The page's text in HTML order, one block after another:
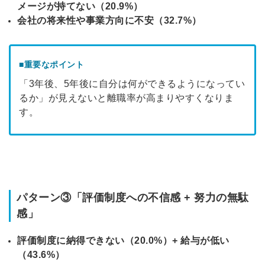
メージが持てない（20.9%）
会社の将来性や事業方向に不安（32.7%）
■重要なポイント
「3年後、5年後に自分は何ができるようになってい
るか」が見えないと離職率が高まりやすくなりま
す。
パターン③「評価制度への不信感 + 努力の無駄
感」
評価制度に納得できない（20.0%）+ 給与が低い
（43.6%）